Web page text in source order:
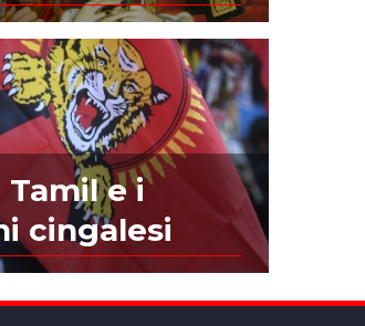
Tamil e i
cingalesi